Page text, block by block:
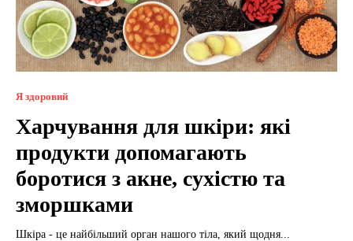
Я здоровий
Харчування для шкіри: які
продукти допомагають
боротися з акне, сухістю та
зморшками
Шкіра - це найбільший орган нашого тіла, який щодня...